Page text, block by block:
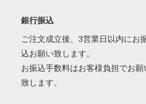
銀行振込
ご注文成立後、3営業日以内にお
込お願い致します。
お振込手数料はお客様負担でお願
致します。